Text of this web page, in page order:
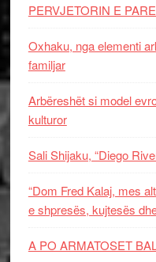
PERVJETORIN E
Oxhaku, nga elementi
familjar
Arbëreshët si model
kulturor
Sali Shijaku, “Diego
“Dom Fred Kalaj, mes
e shpresës, kujtesës
A PO ARMATOSET